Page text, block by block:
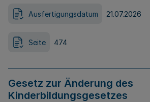
Ausfertigungsdatum 21.07.2026
Seite 474
Gesetz zur Änderung des
Kinderbildungsgesetzes